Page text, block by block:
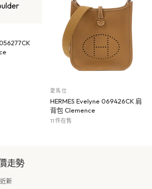
愛馬仕
HERMES Evelyne 069426CK 肩
背包 Clemence
11 件在售
走勢
近新